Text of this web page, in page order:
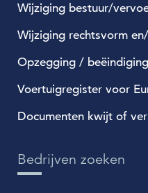
Wijziging bestuur/
Wijziging rechtsvorm
Opzegging / beëindiging
Voertuigregister voor
Documenten kwijt of
Bedrijven zoeken